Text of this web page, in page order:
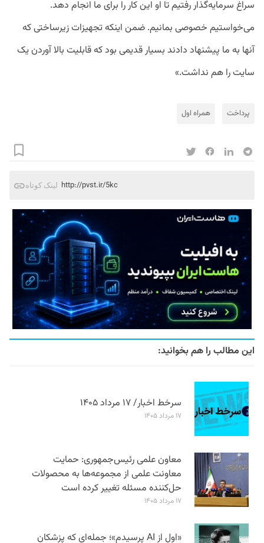
سراغ سرمایه‌گذار رفتیم تا او این کار را برای ما انجام دهد.
می‌خواستیم خصوصی بمانیم. ضمن اینکه تجهیزات زیرساختی که
آنها به ما پیشنهاد دادند بسیار قدیمی بود که قابلیت بالا آوردن یک
سایت را هم نداشت.»
پرداخت همراه اول
لینک کوتاه http://pvst.ir/5kc
این مطالب را هم بخوانید:
سرخط اخبار/ ۱۷ مرداد ۱۴۰۵
۱۷ مرداد ۱۴۰۵
معاون علمی رئیس‌جمهوری: حمایت
معاونت علمی از مجموعه‌ها به محصولات
حل‌کننده مسئله تغییر کرده است
۱۷ مرداد ۱۴۰۵
«اول از AI پرسیدم»؛ جمله‌ای که پزشکان